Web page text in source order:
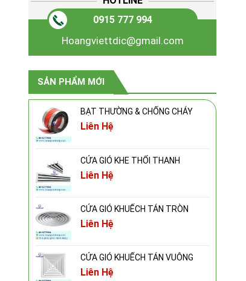
0915 777 994
Hoangviettdic@gmail.com
SẢN PHẨM MỚI
BẠT THƯỜNG & CHỐNG CHÁY
Liên Hệ
CỬA GIÓ KHE THỔI THANH
Liên Hệ
CỬA GIÓ KHUẾCH TÁN TRÒN
Liên Hệ
CỬA GIÓ KHUẾCH TÁN VUÔNG
Liên Hệ